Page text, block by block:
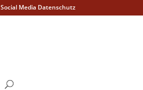
Social Media Datenschutz